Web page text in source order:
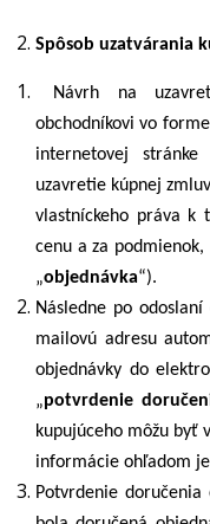
Spôsob uzatvárania
Návrh na
obchodníkovi vo
internetovej
uzavretie kúpnej
vlastníckeho práva k
cenu a za
„objednávka“).
Následne po
mailovú adresu
objednávky do
„potvrdenie
kupujúceho môžu byť
informácie ohľadom
Potvrdenie